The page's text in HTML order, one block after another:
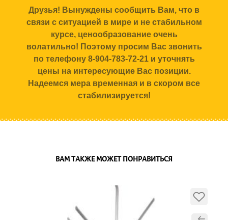
Друзья! Вынуждены сообщить Вам, что в
связи с ситуацией в мире и не стабильном
курсе, ценообразование очень
волатильно! Поэтому просим Вас звонить
по телефону 8-904-783-72-21 и уточнять
цены на интересующие Вас позиции.
Надеемся мера временная и в скором все
стабилизируется!
ВАМ ТАКЖЕ МОЖЕТ ПОНРАВИТЬСЯ